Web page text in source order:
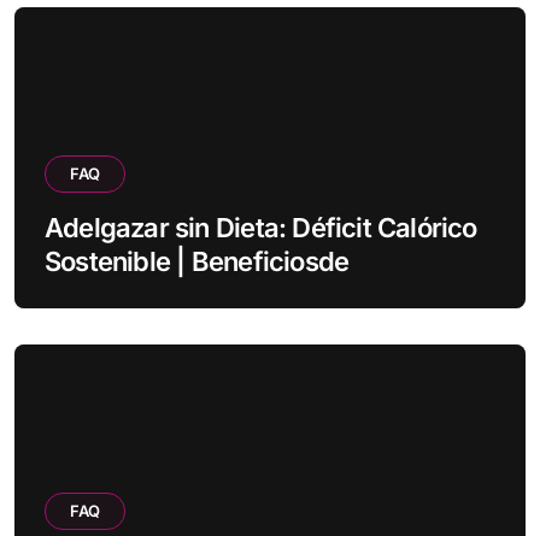
FAQ
Adelgazar sin Dieta: Déficit Calórico
Sostenible | Beneficiosde
FAQ